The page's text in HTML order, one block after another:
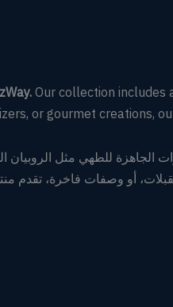
Our collection includes
or gourmet creations,
الجاهزة للطهي مثل